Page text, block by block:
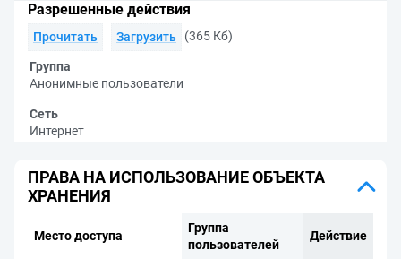
Разрешенные действия
Прочитать Загрузить (365 Кб)
Группа
Анонимные пользователи
Сеть
Интернет
ПРАВА НА ИСПОЛЬЗОВАНИЕ ОБЪЕКТА
ХРАНЕНИЯ
Место доступа
Группа
пользователей
Действие